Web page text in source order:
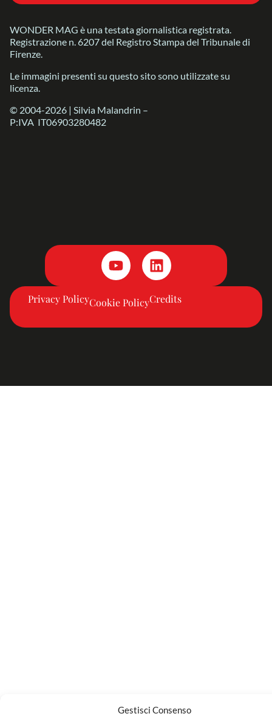
Gestisci Consenso
WONDER MAG è una testata giornalistica registrata.
Registrazione n. 6207 del Registro Stampa del Tribunale di
Firenze.
Le immagini presenti su questo sito sono utilizzate su
licenza.
© 2004-2026 | Silvia Malandrin –
P:IVA IT06903280482
Privacy PolicyCookie PolicyCredits